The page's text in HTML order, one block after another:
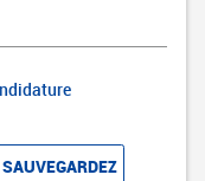
SAUVEGARDEZ